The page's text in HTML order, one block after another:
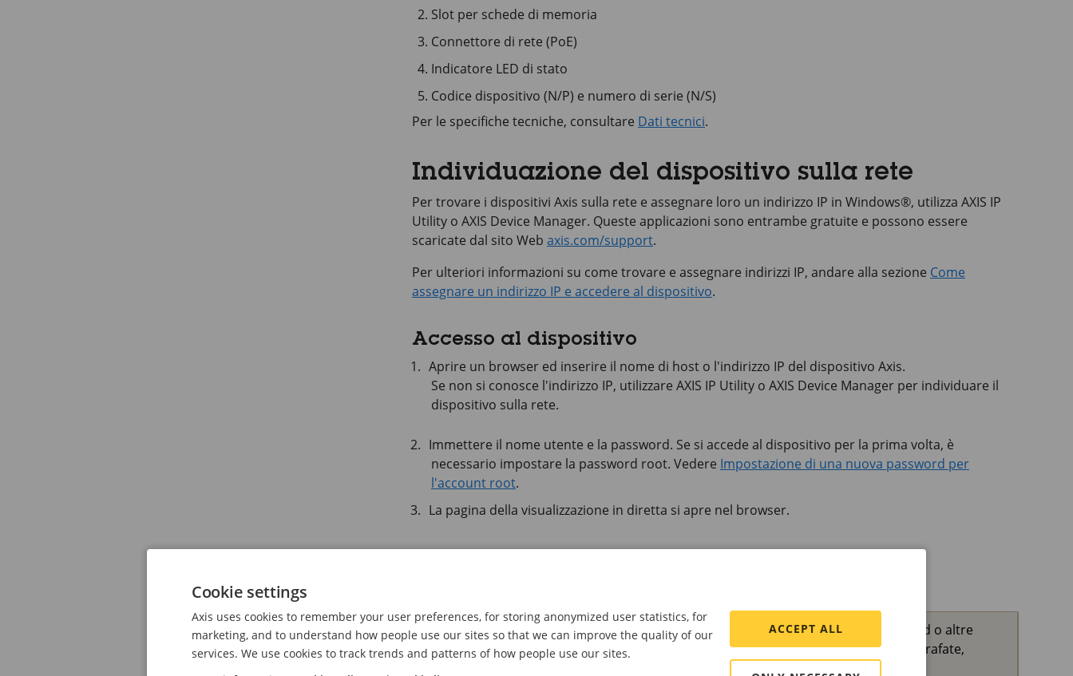
Slot per schede di memoria
Connettore di rete (PoE)
Indicatore LED di stato
Codice dispositivo (N/P) e numero di serie (N/S)
Per le specifiche tecniche, consultare Dati tecnici.
Individuazione del dispositivo sulla rete
Per trovare i dispositivi Axis sulla rete e assegnare loro un indirizzo IP in Windows®, utilizza AXIS IP
Utility o AXIS Device Manager. Queste applicazioni sono entrambe gratuite e possono essere
scaricate dal sito Web axis.com/support.
Per ulteriori informazioni su come trovare e assegnare indirizzi IP, andare alla sezione Come
assegnare un indirizzo IP e accedere al dispositivo.
Accesso al dispositivo
Aprire un browser ed inserire il nome di host o l'indirizzo IP del dispositivo Axis.
Se non si conosce l'indirizzo IP, utilizzare AXIS IP Utility o AXIS Device Manager per individuare il
dispositivo sulla rete.
Immettere il nome utente e la password. Se si accede al dispositivo per la prima volta, è
necessario impostare la password root. Vedere Impostazione di una nuova password per
l'account root.
La pagina della visualizzazione in diretta si apre nel browser.
Utilizzare HTTPS (abilitato per impostazione predefinita) per impostare la password o altre
configurazioni sensibili in rete. HTTPS consente connessioni di rete sicure e crittografate,
Cookie settings
Axis uses cookies to remember your user preferences, for storing anonymized user statistics, for
marketing, and to understand how people use our sites so that we can improve the quality of our
services. We use cookies to track trends and patterns of how people use our sites.
ACCEPT ALL